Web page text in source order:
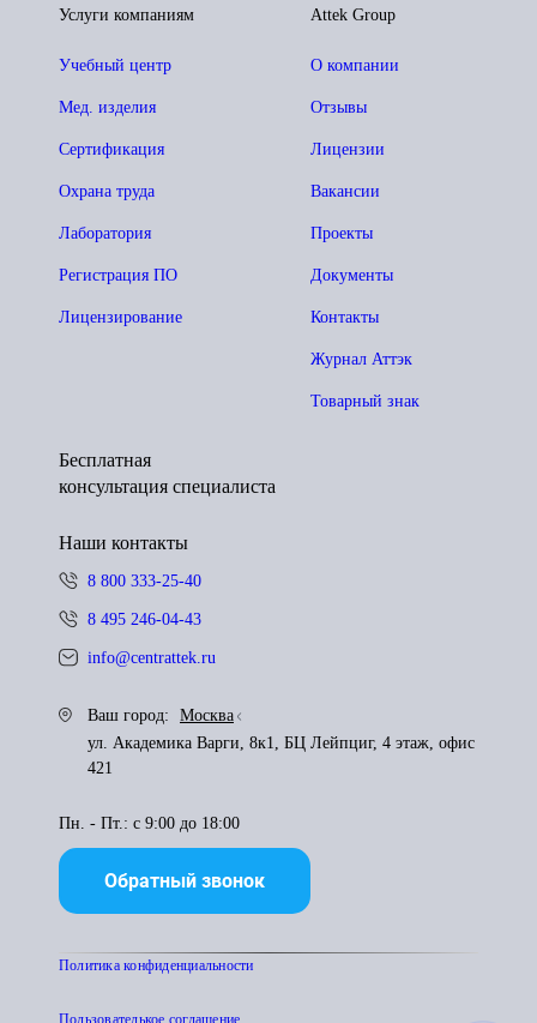
Attek Group
О компании
Отзывы
Лицензии
Вакансии
Проекты
Документы
Контакты
Журнал Аттэк
Товарный знак
Услуги компаниям
Учебный центр
Мед. изделия
Сертификация
Охрана труда
Лаборатория
Регистрация ПО
Лицензирование
Бесплатная
консультация специалиста
Наши контакты
8 800 333-25-40
8 495 246-04-43
info@centrattek.ru
Ваш город:
Москва
ул. Академика Варги, 8к1, БЦ Лейпциг, 4 этаж, офис
421
Пн. - Пт.: с 9:00 до 18:00
Обратный звонок
Политика конфиденциальности
Пользователькое соглашение